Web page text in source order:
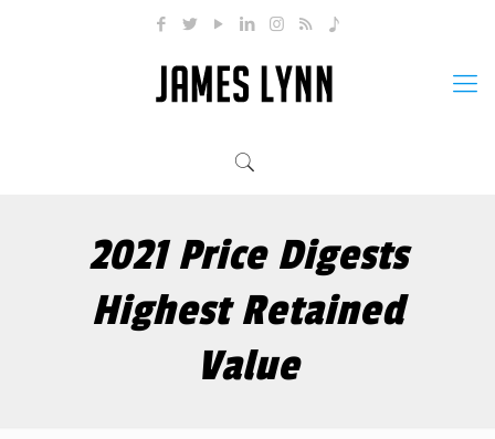
2021 Price Digests
Highest Retained
Value